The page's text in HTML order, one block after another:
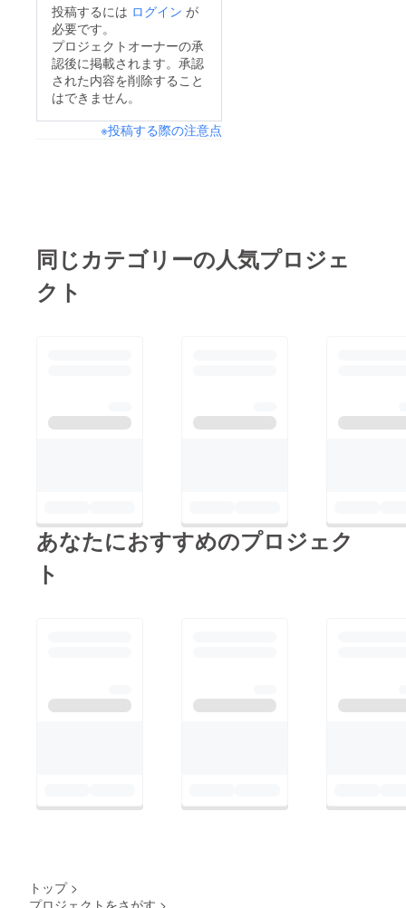
投稿するには ログイン が
必要です。
プロジェクトオーナーの承
認後に掲載されます。承認
された内容を削除すること
はできません。
※投稿する際の注意点
同じカテゴリーの人気プロジェ
クト
あなたにおすすめのプロジェク
ト
トップ >
プロジェクトをさがす >